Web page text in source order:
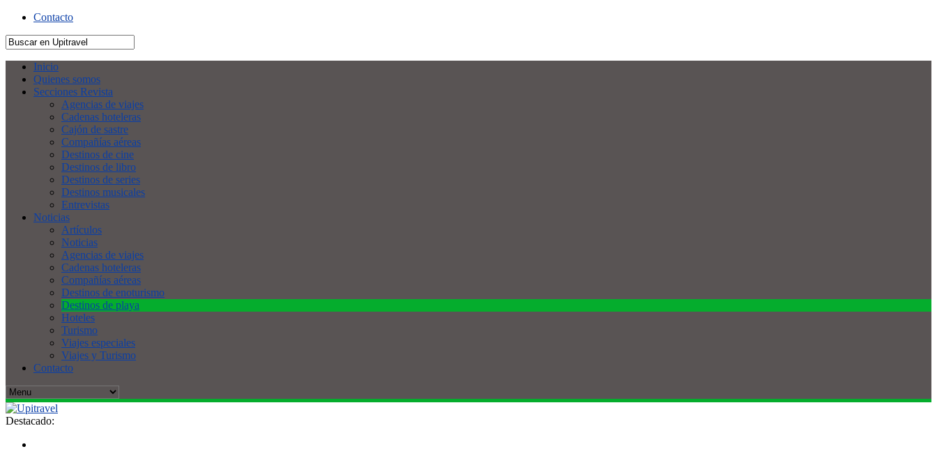
Contacto
Inicio
Quienes somos
Secciones Revista
Agencias de viajes
Cadenas hoteleras
Cajón de sastre
Compañías aéreas
Destinos de cine
Destinos de libro
Destinos de series
Destinos musicales
Entrevistas
Noticias
Artículos
Noticias
Agencias de viajes
Cadenas hoteleras
Compañías aéreas
Destinos de enoturismo
Destinos de playa
Hoteles
Turismo
Viajes especiales
Viajes y Turismo
Contacto
Destacado: